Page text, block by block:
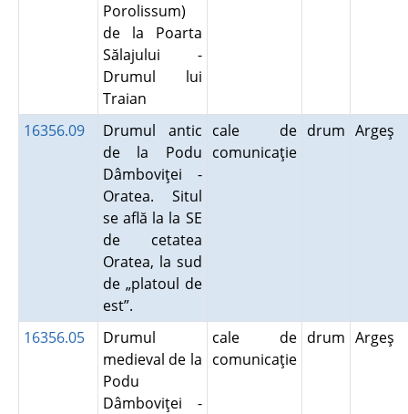
Porolissum)
de la Poarta
Sălajului -
Drumul lui
Traian
16356.09
Drumul antic
de la Podu
Dâmboviţei -
Oratea. Situl
se află la la SE
de cetatea
Oratea, la sud
de „platoul de
est”.
cale de
comunicaţie
drum Argeş
16356.05
Drumul
medieval de la
Podu
Dâmboviţei -
cale de
comunicaţie
drum Argeş